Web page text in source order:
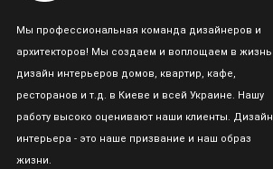
Мы профессиональная команда дизайнеров и
архитекторов! Мы создаем и воплощаем в жизнь
дизайн интерьеров домов, квартир, кафе,
ресторанов и т.д. в Киеве и всей Украине. Нашу
работу высоко оценивают наши клиенты. Дизайн
интерьера - это наше призвание и наш образ
жизни.